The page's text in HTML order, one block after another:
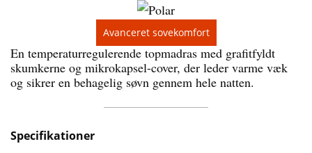
Avanceret sovekomfort
En temperaturregulerende topmadras med grafitfyldt
skumkerne og mikrokapsel-cover, der leder varme væk
og sikrer en behagelig søvn gennem hele natten.
Specifikationer